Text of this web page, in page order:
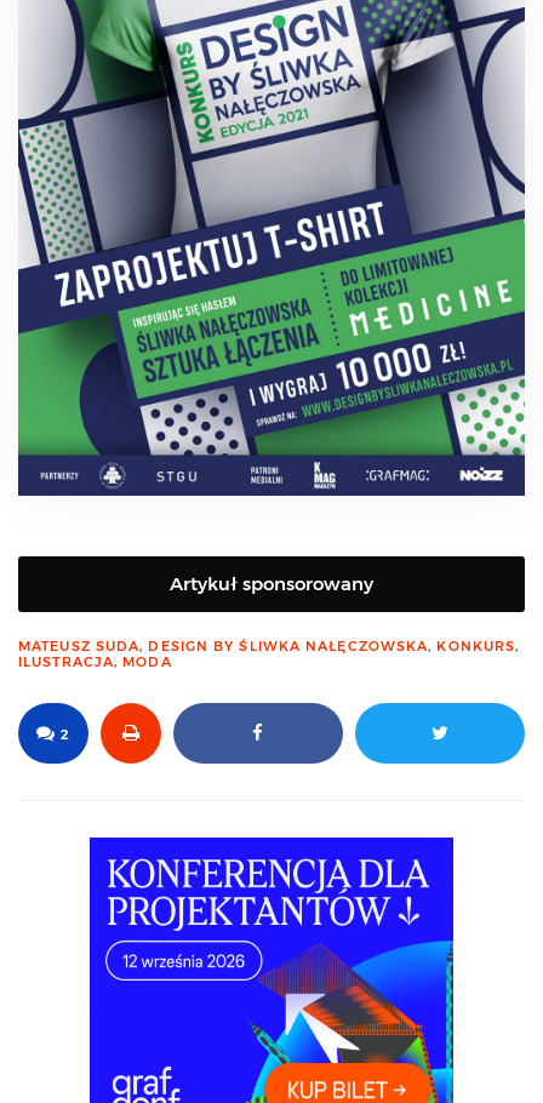
Artykuł sponsorowany
MATEUSZ SUDA, DESIGN BY ŚLIWKA NAŁĘCZOWSKA, KONKURS,
ILUSTRACJA, MODA
2